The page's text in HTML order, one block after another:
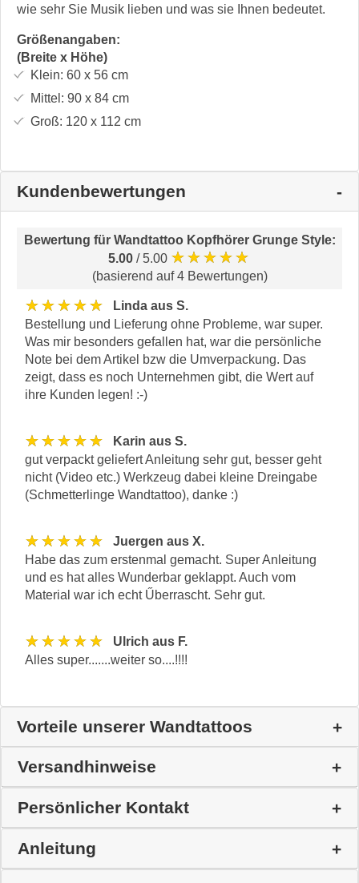
wie sehr Sie Musik lieben und was sie Ihnen bedeutet.
Größenangaben:
(Breite x Höhe)
Klein: 60 x 56cm
Mittel: 90 x 84cm
Groß: 120 x 112 cm
Kundenbewertungen
Bewertung für Wandtattoo Kopfhörer Grunge Style:
5.00 / 5.00 ★★★★★
(basierend auf 4 Bewertungen)
★★★★★
Linda aus S.
Bestellung und Lieferung ohne Probleme, war super.
Was mir besonders gefallen hat, war die persönliche
Note bei dem Artikel bzw die Umverpackung. Das
zeigt, dass es noch Unternehmen gibt, die Wert auf
ihre Kunden legen! :-)
★★★★★
Karin aus S.
gut verpackt geliefert Anleitung sehr gut, besser geht
nicht (Video etc.) Werkzeug dabei kleine Dreingabe
(Schmetterlinge Wandtattoo), danke :)
★★★★★
Juergen aus X.
Habe das zum erstenmal gemacht. Super Anleitung
und es hat alles Wunderbar geklappt. Auch vom
Material war ich echt Űberrascht. Sehr gut.
★★★★★
Ulrich aus F.
Alles super.......weiter so....!!!!
Vorteile unserer Wandtattoos
Versandhinweise
Persönlicher Kontakt
Anleitung